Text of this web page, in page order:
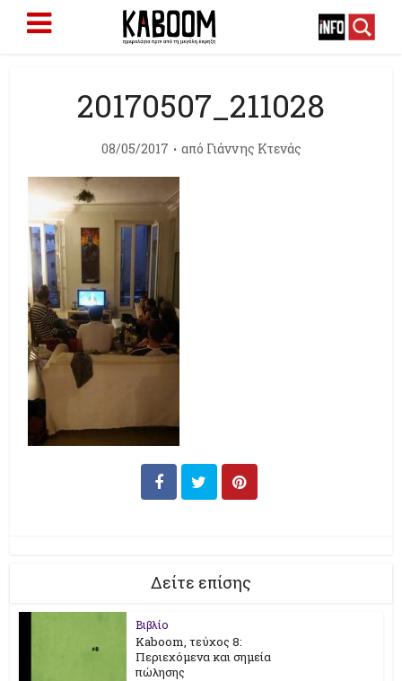
20170507_211028
08/05/2017 από Γιάννης Κτενάς
Δείτε επίσης
Βιβλίο
Kaboom, τεύχος 8:
Περιεχόμενα και σημεία
πώλησης